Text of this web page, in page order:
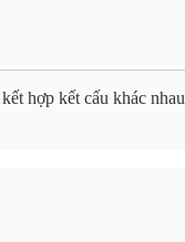
hợp kết cấu khác nhau